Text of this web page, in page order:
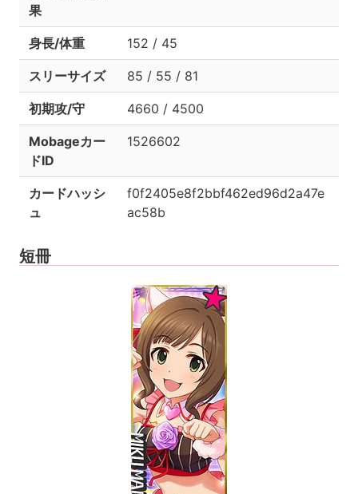
果
身長/体重 152 / 45
スリーサイズ 85 / 55 / 81
初期攻/守 4660 / 4500
Mobageカー
ドID
1526602
カードハッシ
ュ
f0f2405e8f2bbf462ed96d2a47e
ac58b
短冊